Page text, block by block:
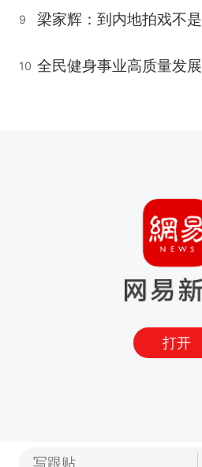
9
10 全民健身事业高质量发展
打开
写跟贴